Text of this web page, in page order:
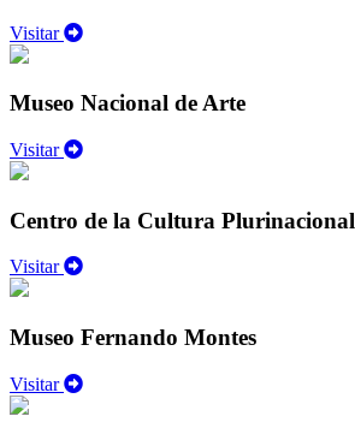
Visitar
Museo Nacional de Arte
Visitar
Centro de la Cultura Plurinacional
Visitar
Museo Fernando Montes
Visitar